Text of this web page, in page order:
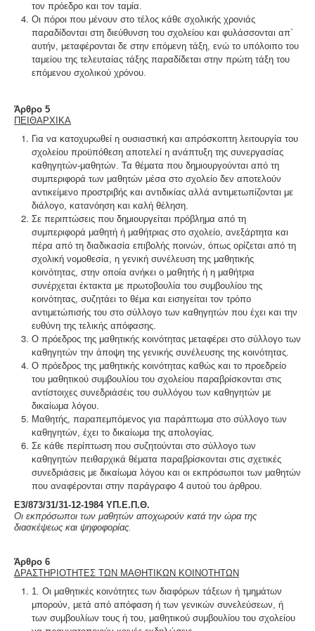
τον πρόεδρο και τον ταμία.
Οι πόροι που μένουν στο τέλος κάθε σχολικής χρονιάς
παραδίδονται στη διεύθυνση του σχολείου και φυλάσσονται απ`
αυτήν, μεταφέρονται δε στην επόμενη τάξη, ενώ το υπόλοιπο του
ταμείου της τελευταίας τάξης παραδίδεται στην πρώτη τάξη του
επόμενου σχολικού χρόνου.
Άρθρο 5
ΠΕΙΘΑΡΧΙΚΑ
Για να κατοχυρωθεί η ουσιαστική και απρόσκοπτη λειτουργία του
σχολείου προϋπόθεση αποτελεί η ανάπτυξη της συνεργασίας
καθηγητών-μαθητών. Τα θέματα που δημιουργούνται από τη
συμπεριφορά των μαθητών μέσα στο σχολείο δεν αποτελούν
αντικείμενο προστριβής και αντιδικίας αλλά αντιμετωπίζονται με
διάλογο, κατανόηση και καλή θέληση.
Σε περιπτώσεις που δημιουργείται πρόβλημα από τη
συμπεριφορά μαθητή ή μαθήτριας στο σχολείο, ανεξάρτητα και
πέρα από τη διαδικασία επιβολής ποινών, όπως ορίζεται από τη
σχολική νομοθεσία, η γενική συνέλευση της μαθητικής
κοινότητας, στην οποία ανήκει ο μαθητής ή η μαθήτρια
συνέρχεται έκτακτα με πρωτοβουλία του συμβουλίου της
κοινότητας, συζητάει το θέμα και εισηγείται τον τρόπο
αντιμετώπισής του στο σύλλογο των καθηγητών που έχει και την
ευθύνη της τελικής απόφασης.
Ο πρόεδρος της μαθητικής κοινότητας μεταφέρει στο σύλλογο των
καθηγητών την άποψη της γενικής συνέλευσης της κοινότητας.
Ο πρόεδρος της μαθητικής κοινότητας καθώς και το προεδρείο
του μαθητικού συμβουλίου του σχολείου παραβρίσκονται στις
αντίστοιχες συνεδριάσέις του συλλόγου των καθηγητών με
δικαίωμα λόγου.
Μαθητής, παραπεμπόμενος για παράπτωμα στο σύλλογο των
καθηγητών, έχει το δικαίωμα της απολογίας.
Σε κάθε περίπτωση που συζητούνται στο σύλλογο των
καθηγητών πειθαρχικά θέματα παραβρίσκονται στις σχετικές
συνεδριάσεις με δικαίωμα λόγου και οι εκπρόσωποι των μαθητών
που αναφέρονται στην παράγραφο 4 αυτού του άρθρου.
Ε3/873/31/31-12-1984 ΥΠ.Ε.Π.Θ.
Οι εκπρόσωποι των μαθητών αποχωρούν κατά την ώρα της
διασκέψεως και ψηφοφορίας.
Άρθρο 6
ΔΡΑΣΤΗΡΙΟΤΗΤΕΣ ΤΩΝ ΜΑΘΗΤΙΚΩΝ ΚΟΙΝΟΤΗΤΩΝ
1. Οι μαθητικές κοινότητες των διαφόρων τάξεων ή τμημάτων
μπορούν, μετά από απόφαση ή των γενικών συνελεύσεων, ή
των συμβουλίων τους ή του, μαθητικού συμβουλίου του σχολείου